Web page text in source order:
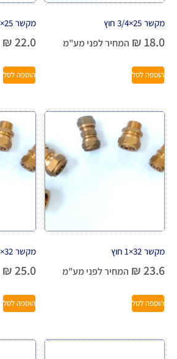
מקשר 25×3/4 חוץ
₪ 18.0 המחיר לפני מע"מ
הוספה לסל
מקשר 25×3/4 פנים
₪22.0
הוספה לסל
מקשר 32×1 חוץ
₪23.6 המחיר לפני מע"מ
הוספה לסל
מקשר 32×1 פנים
₪25.0
הוספה לסל